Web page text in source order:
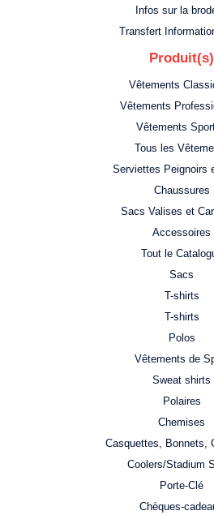
Infos sur la
Transfert
Produit(s)
Vêtements
Vêtements
Vêtements
Tous les
Serviettes Peignoirs
Chaussures
Sacs Valises et
Accessoires
Tout le
Sacs
T-shirts
T-shirts
Polos
Vêtements de
Sweat shirts
Polaires
Chemises
Casquettes, Bonnets,
Coolers/Stadium
Porte-Clé
Chèques-